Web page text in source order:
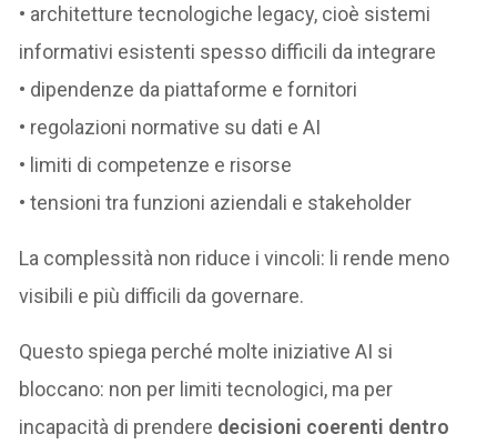
• architetture tecnologiche legacy, cioè sistemi
informativi esistenti spesso difficili da integrare
• dipendenze da piattaforme e fornitori
• regolazioni normative su dati e AI
• limiti di competenze e risorse
• tensioni tra funzioni aziendali e stakeholder
La complessità non riduce i vincoli: li rende meno
visibili e più difficili da governare.
Questo spiega perché molte iniziative AI si
bloccano: non per limiti tecnologici, ma per
incapacità di prendere decisioni coerenti dentro